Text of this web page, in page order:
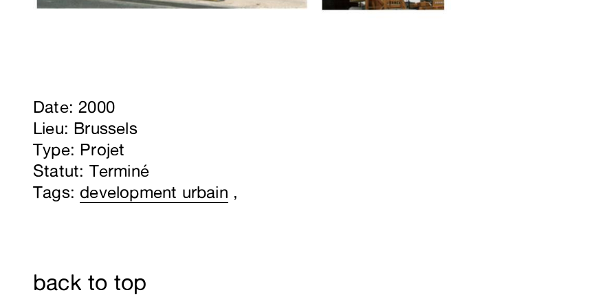
Date: 2000
Lieu: Brussels
Type: Projet
Statut: Terminé
Tags:development urbain ,
back to top